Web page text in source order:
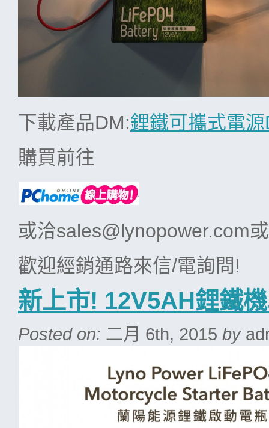
下載產品DM:鋰鐵可攜式電
購買前往
或洽sales@lynopower.com
歡迎經銷通路來信/電詢問!
新上市! 12V5AH鋰鐵
Posted on: 二月 6th, 2015 by